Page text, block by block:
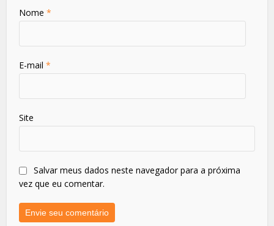
Nome*
E-mail*
Site
Salvar meus dados neste navegador para a próxima
vez que eu comentar.